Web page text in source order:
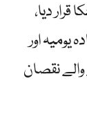
دیا،
زیادہ یومیہ اور
والے نقصان